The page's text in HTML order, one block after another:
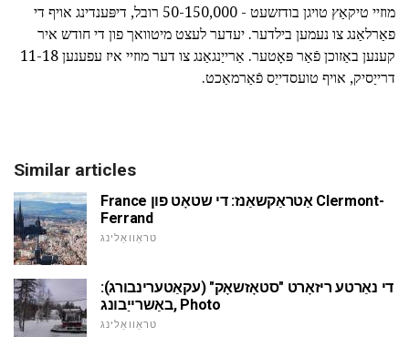
מוזיי טיקאַץ טויגן בודזשעט - 50-150,000 רובל, דיפּענדינג אויף די
פאַרלאַנג צו נעמען בילדער. יעדער לעצט מיטוואך פון די חודש איר
קענען באַזוכן פֿאַר פּאָטער. אַרייַנגאַנג צו דער מוזיי איז עפענען 11-18
דרייַסיק, אויף טועסדייַס פֿאַרמאַכט.
Similar articles
France אַטראַקשאַנז: די שטאָט פון Clermont-
Ferrand
טראַוואַלינג
די נאַרטע ריזאָרט "סטאָזשאָק" (עקאַטערינבורג):
באַשרייַבונג, Photo
טראַוואַלינג